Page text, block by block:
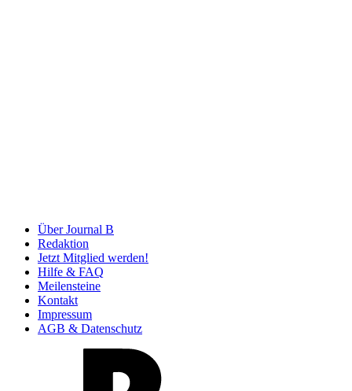
Über Journal B
Redaktion
Jetzt Mitglied werden!
Hilfe & FAQ
Meilensteine
Kontakt
Impressum
AGB & Datenschutz